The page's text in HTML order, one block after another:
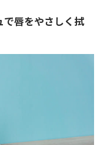
で唇をやさしく拭